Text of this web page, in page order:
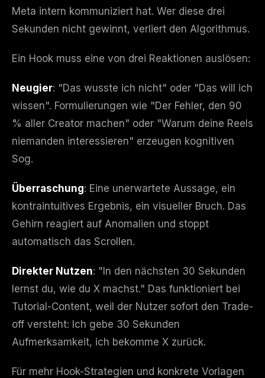
Meta intern kommuniziert hat. Wer diese drei
Sekunden nicht gewinnt, verliert den Algorithmus.
Ein Hook muss eine von drei Reaktionen auslösen:
Neugier: "Das wusste ich nicht" oder "Das will ich
wissen". Formulierungen wie "Der Fehler, den 90
% aller Creator machen" oder "Warum deine Reels
niemanden interessieren" erzeugen kognitiven
Sog.
Überraschung: Eine unerwartete Aussage, ein
kontraintuitives Ergebnis, ein visueller Bruch. Das
Gehirn reagiert auf Anomalien und stoppt
automatisch das Scrollen.
Direkter Nutzen: "In den nächsten 30 Sekunden
lernst du, wie du X machst." Das funktioniert bei
Tutorial-Content, weil der Nutzer sofort den Trade-
off versteht: Ich gebe 30 Sekunden
Aufmerksamkeit, ich bekomme X zurück.
Für mehr Hook-Strategien und konkrete Vorlagen